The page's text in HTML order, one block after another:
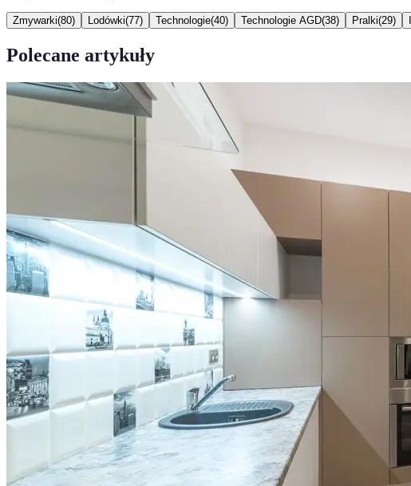
Zmywarki(80) Lodówki(77) Technologie(40) Technologie AGD(38) Pralki(29)
Polecane artykuły